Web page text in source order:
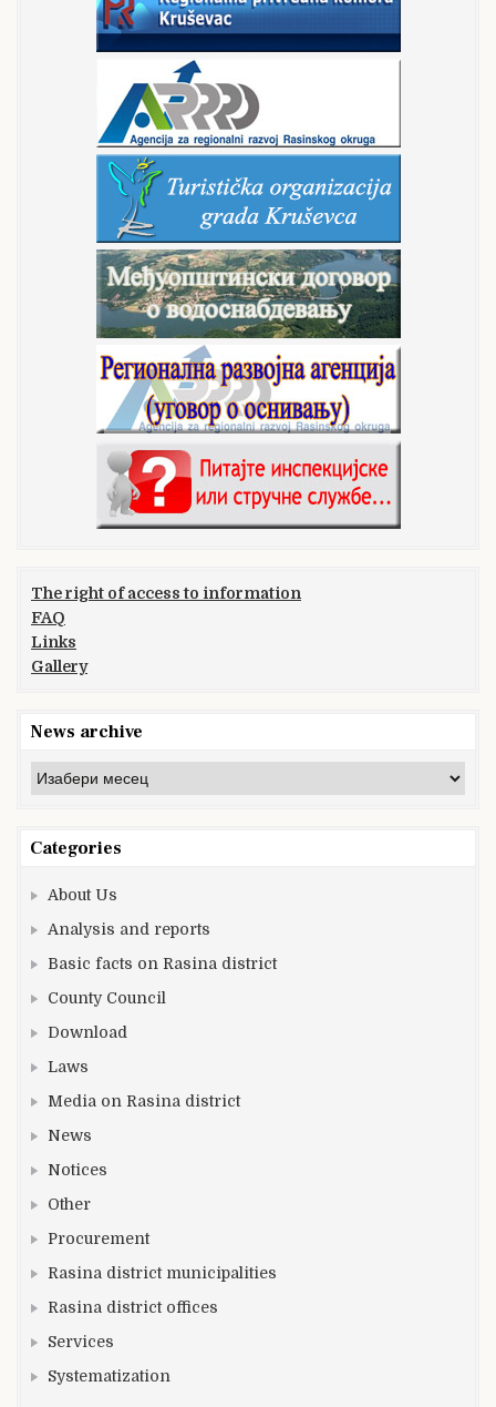
The right of access to information
FAQ
Links
Gallery
News archive
News
archive
Categories
About Us
Analysis and reports
Basic facts on Rasina district
County Council
Download
Laws
Media on Rasina district
News
Notices
Other
Procurement
Rasina district municipalities
Rasina district offices
Services
Systematization